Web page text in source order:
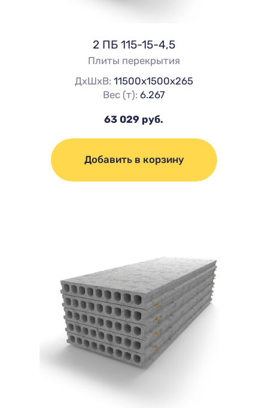
2 ПБ 115-15-4,5
Плиты перекрытия
ДхШхВ: 11500х1500х265
Вес (т): 6.267
63 029 руб.
Добавить в корзину